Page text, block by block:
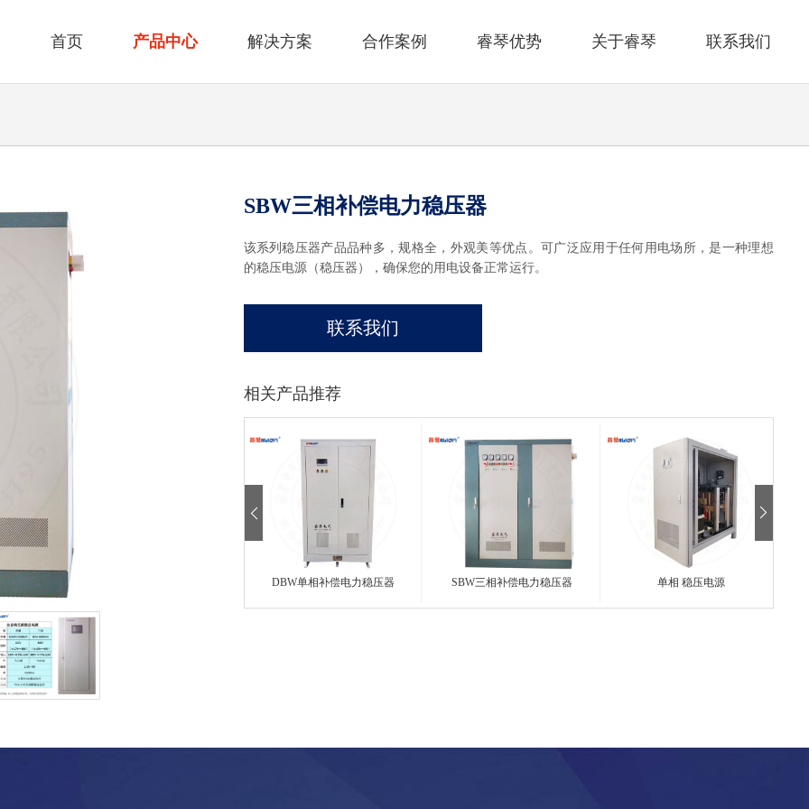
首页 产品中心 解决方案 合作案例 睿琴优势 关于睿琴 联系我们
SBW三相补偿电力稳压器
该系列稳压器产品品种多，规格全，外观美等优点。可广泛应用于任何用电场所，是一种理想
的稳压电源（稳压器），确保您的用电设备正常运行。
联系我们
相关产品推荐
DBW单相补偿电力稳压器 SBW三相补偿电力稳压器 单相 稳压电源